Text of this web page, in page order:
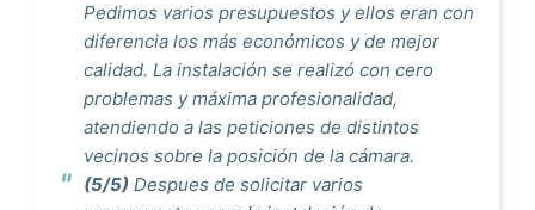
Pedimos varios presupuestos y ellos eran con
diferencia los más económicos y de mejor
calidad. La instalación se realizó con cero
problemas y máxima profesionalidad,
atendiendo a las peticiones de distintos
vecinos sobre la posición de la cámara.
(5/5) Despues de solicitar varios